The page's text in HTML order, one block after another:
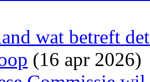
wat betreft
(16 apr 2026)